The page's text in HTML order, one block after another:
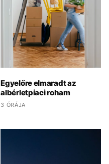
Egyelőre elmaradt az
albérletpiaci roham
3 ÓRÁJA